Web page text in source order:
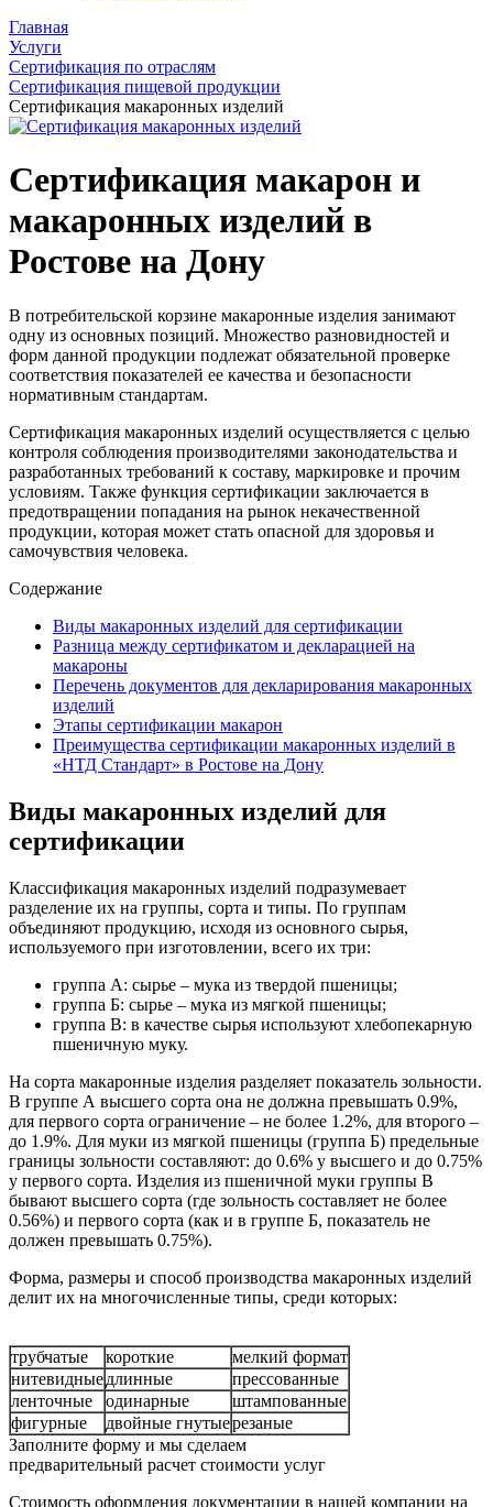
Главная
Услуги
Сертификация по отраслям
Сертификация пищевой продукции
Сертификация макаронных изделий
Сертификация макарон и
макаронных изделий в
Ростове на Дону
В потребительской корзине макаронные изделия занимают
одну из основных позиций. Множество разновидностей и
форм данной продукции подлежат обязательной проверке
соответствия показателей ее качества и безопасности
нормативным стандартам.
Сертификация макаронных изделий осуществляется с целью
контроля соблюдения производителями законодательства и
разработанных требований к составу, маркировке и прочим
условиям. Также функция сертификации заключается в
предотвращении попадания на рынок некачественной
продукции, которая может стать опасной для здоровья и
самочувствия человека.
Содержание
Виды макаронных изделий для сертификации
Разница между сертификатом и декларацией на
макароны
Перечень документов для декларирования макаронных
изделий
Этапы сертификации макарон
Преимущества сертификации макаронных изделий в
«НТД Стандарт» в Ростове на Дону
Виды макаронных изделий для
сертификации
Классификация макаронных изделий подразумевает
разделение их на группы, сорта и типы. По группам
объединяют продукцию, исходя из основного сырья,
используемого при изготовлении, всего их три:
группа А: сырье – мука из твердой пшеницы;
группа Б: сырье – мука из мягкой пшеницы;
группа В: в качестве сырья используют хлебопекарную
пшеничную муку.
На сорта макаронные изделия разделяет показатель зольности.
В группе А высшего сорта она не должна превышать 0.9%,
для первого сорта ограничение – не более 1.2%, для второго –
до 1.9%. Для муки из мягкой пшеницы (группа Б) предельные
границы зольности составляют: до 0.6% у высшего и до 0.75%
у первого сорта. Изделия из пшеничной муки группы В
бывают высшего сорта (где зольность составляет не более
0.56%) и первого сорта (как и в группе Б, показатель не
должен превышать 0.75%).
Форма, размеры и способ производства макаронных изделий
делит их на многочисленные типы, среди которых:
трубчатые короткие
мелкий формат
нитевидныедлинные
прессованные
ленточные
одинарные
штампованные
фигурные
двойные гнутыерезаные
Заполните форму и мы сделаем
предварительный расчет стоимости услуг
Стоимость оформления документации в нашей компании на